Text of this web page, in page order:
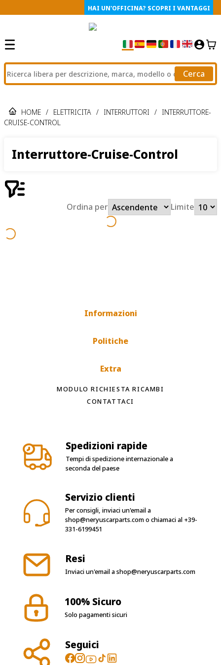
HAI UN'OFFICINA? SCOPRI I VANTAGGI
Cerca
HOME / ELETTRICITA / INTERRUTTORI / INTERRUTTORE-
CRUISE-CONTROL
Interruttore-Cruise-Control
Ordina per Limite
Informazioni
Politiche
Extra
MODULO RICHIESTA RICAMBI
CONTATTACI
Spedizioni rapide
Tempi di spedizione internazionale a
seconda del paese
Servizio clienti
Per consigli, inviaci un'email a
shop@neryuscarparts.como chiamaci al +39-
331-6199451
Resi
Inviaci un'email ashop@neryuscarparts.com
100% Sicuro
Solo pagamenti sicuri
Seguici